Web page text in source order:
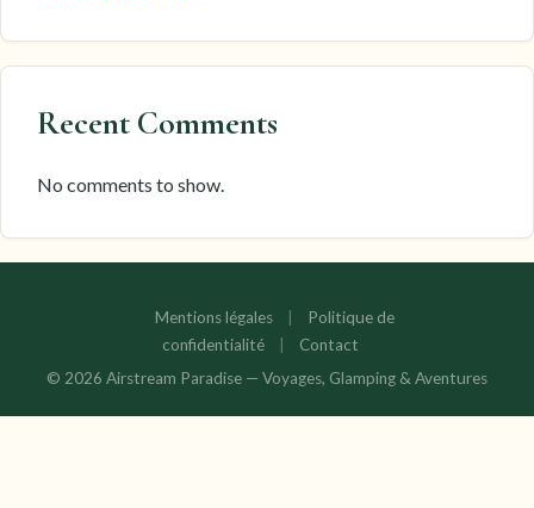
Recent Comments
No comments to show.
Mentions légales
Politique de
confidentialité
Contact
© 2026 Airstream Paradise — Voyages, Glamping & Aventures